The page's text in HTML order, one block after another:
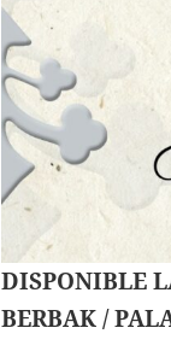
DISPONIBLE
BERBAK /